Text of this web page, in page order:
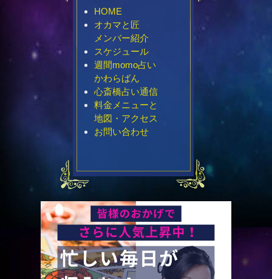
HOME
オカマと匠
メンバー紹介
スケジュール
週間momo占い
かわらばん
心斎橋占い通信
料金メニューと
地図・アクセス
お問い合わせ